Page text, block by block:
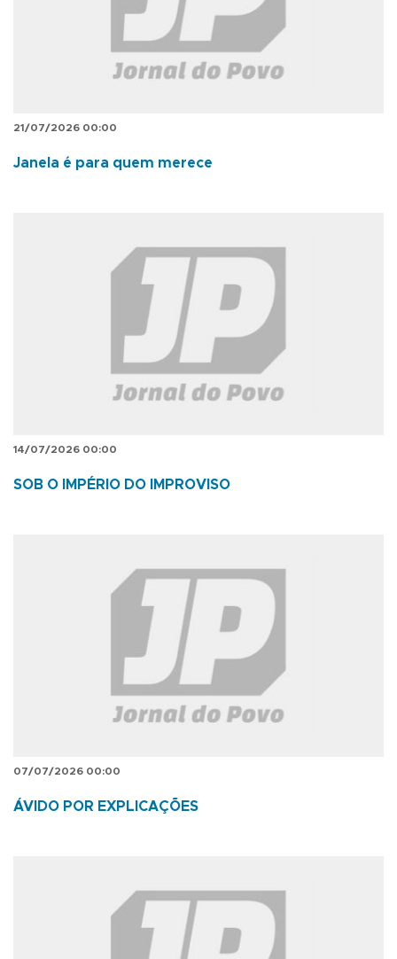
21/07/2026 00:00
Janela é para quem merece
14/07/2026 00:00
SOB O IMPÉRIO DO IMPROVISO
07/07/2026 00:00
ÁVIDO POR EXPLICAÇÕES